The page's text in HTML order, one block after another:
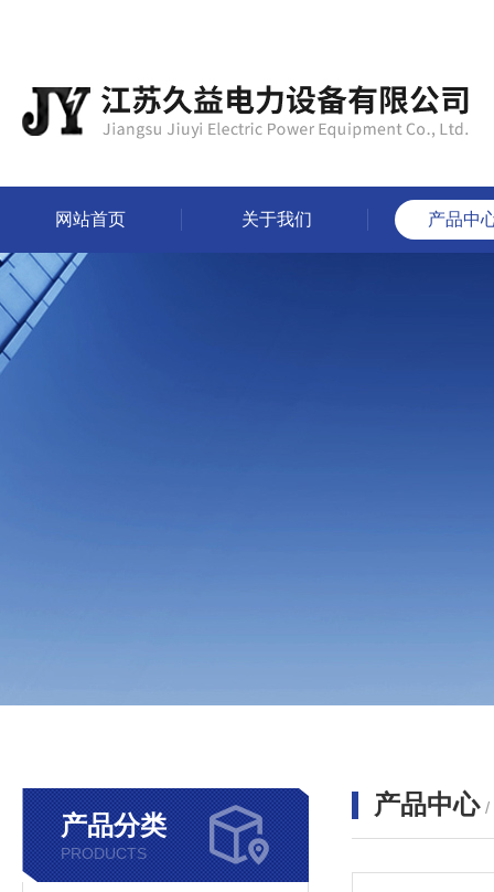
网站首页 关于我们 产品中
产品分类
PRODUCTS
产品中心 /